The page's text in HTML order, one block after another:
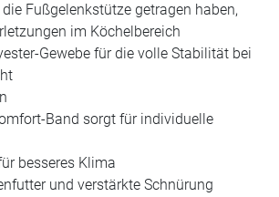
Fußgelenkstütze getragen haben,
im Köchelbereich
Gewebe für die volle Stabilität bei
Band sorgt für individuelle
besseres Klima
und verstärkte Schnürung